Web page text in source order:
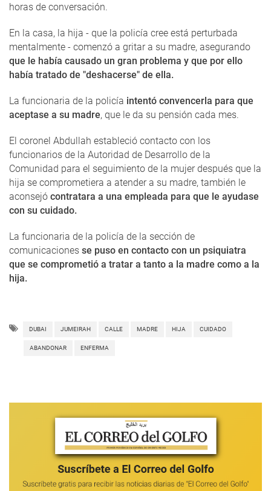
horas de conversación.
En la casa, la hija - que la policía cree está perturbada
mentalmente - comenzó a gritar a su madre, asegurando
que le había causado un gran problema y que por ello
había tratado de "deshacerse" de ella.
La funcionaria de la policía intentó convencerla para que
aceptase a su madre, que le da su pensión cada mes.
El coronel Abdullah estableció contacto con los
funcionarios de la Autoridad de Desarrollo de la
Comunidad para el seguimiento de la mujer después que la
hija se comprometiera a atender a su madre, también le
aconsejó contratara a una empleada para que le ayudase
con su cuidado.
La funcionaria de la policía de la sección de
comunicaciones se puso en contacto con un psiquiatra
que se comprometió a tratar a tanto a la madre como a la
hija.
DUBAI JUMEIRAH CALLE MADRE HIJA CUIDADO
ABANDONAR ENFERMA